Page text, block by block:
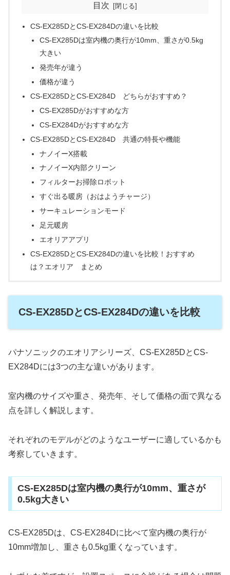
目次
CS-EX285DとCS-EX284Dの違いを比較
CS-EX285Dは室内機の奥行が10mm、重さが0.5kg
大きい
発売年が違う
価格が違う
CS-EX285DとCS-EX284D どちらがおすすめ？
CS-EX285Dがおすすめな方
CS-EX284Dがおすすめな方
CS-EX285DとCS-EX284D 共通の特長や機能
ナノイーX搭載
ナノイーX内部クリーン
フィルターお掃除ロボット
すぐ出る暖房（おはようチャージ）
サーキュレーションモード
足元暖房
エオリアアプリ
CS-EX285DとCS-EX284Dの違いを比較！おすすめ
は？エオリア まとめ
CS-EX285DとCS-EX284Dの違いを比較
パナソニックのエオリアシリーズ、CS-EX285DとCS-
EX284Dには3つの主な違いがあります。
室内機のサイズや重さ、発売年、そして価格の面で異なる
点を詳しく解説します。
それぞれのモデルがどのようなユーザーに適しているかも
考察していきます。
CS-EX285Dは室内機の奥行が10mm、重さが
0.5kg大きい
CS-EX285Dは、CS-EX284Dに比べて室内機の奥行が
10mm増加し、重さも0.5kg重くなっています。